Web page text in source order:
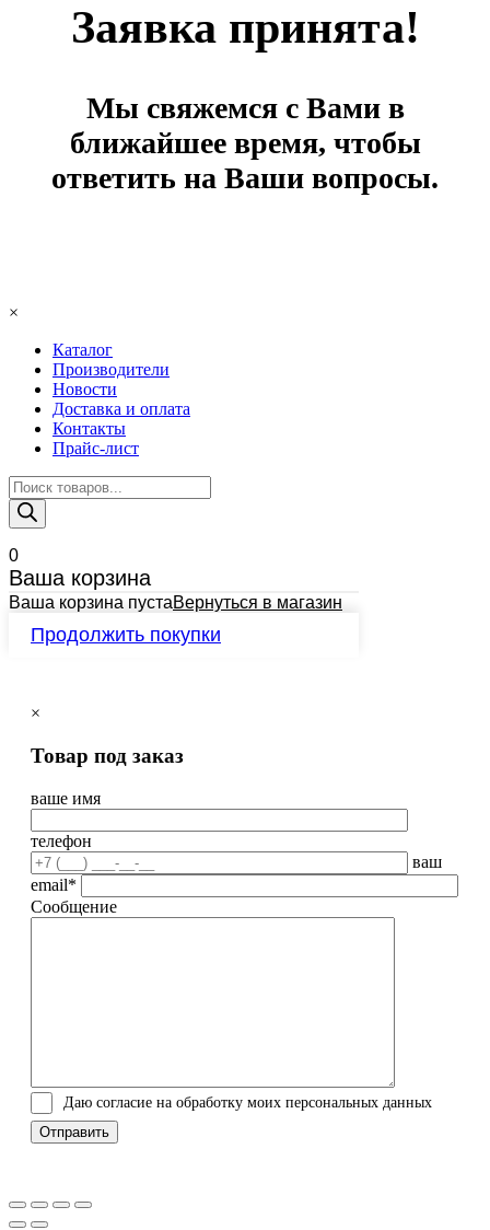
Заявка принята!
Мы свяжемся с Вами в
ближайшее время, чтобы
ответить на Ваши вопросы.
×
Каталог
Производители
Новости
Доставка и оплата
Контакты
Прайс-лист
Поиск
товаров
0
Ваша корзина
Ваша корзина пустаВернуться в магазин
Продолжить покупки
×
Товар под заказ
ваше имя
телефон
ваш
email*
Сообщение
Даю согласие на обработку моих персональных данных